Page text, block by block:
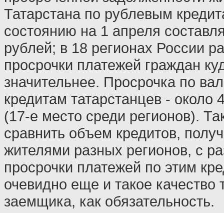
Татарстана по рублевым
состоянию на 1 апреля
рублей; в 18 регионах России
просрочки платежей граждан
значительнее. Просрочка по
кредитам татарстанцев - около
(17-е место среди регионов).
сравнить объем кредитов,
жителями разных регионов, с
просрочки платежей по этим
очевидно еще и такое качество
заемщика, как обязательность.